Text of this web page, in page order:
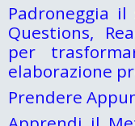
Padroneggia
Questions,
per
elaborazione
Prendere